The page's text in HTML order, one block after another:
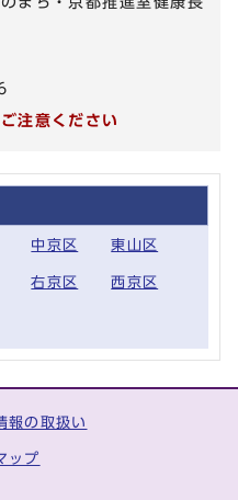
注意ください
中京区 東山区
右京区 西京区
報の取扱い
ップ